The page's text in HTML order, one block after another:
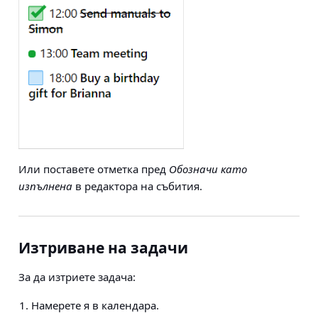
Или поставете отметка пред Обозначи като
изпълнена в редактора на събития.
Изтриване на задачи
За да изтриете задача:
Намерете я в календара.